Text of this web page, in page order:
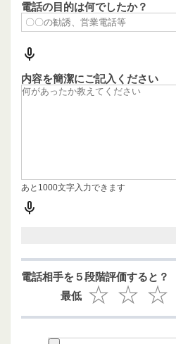
電話の目的は何でしたか？
内容を簡潔にご記入ください
あと1000文字入力できます
電話相手を５段階評価すると？
最低